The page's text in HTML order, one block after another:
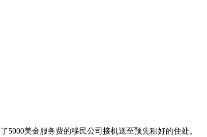
美金服务费的移民公司接机送至预先租好的住处。